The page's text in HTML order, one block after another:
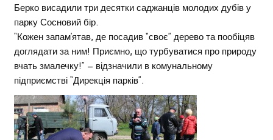
Берко висадили три десятки саджанців молодих дубів у
парку Сосновий бір.
“Кожен запам’ятав, де посадив “своє” дерево та пообіцяв
доглядати за ним! Приємно, що турбуватися про природу
вчать змалечку!” – відзначили в комунальному
підприємстві “Дирекція парків”.